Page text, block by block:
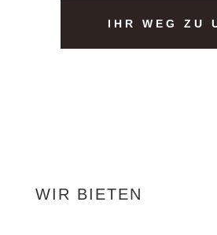
IHR WEG ZU
WIR BIETEN